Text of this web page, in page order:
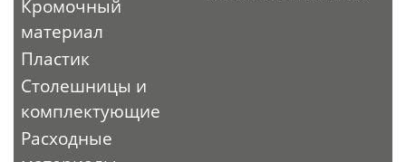
Кромочный
материал
Пластик
Столешницы и
комплектующие
Расходные